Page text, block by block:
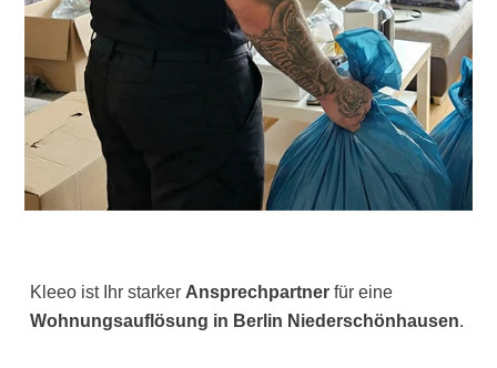
Kleeo ist Ihr starker Ansprechpartner für eine
Wohnungsauflösung in Berlin Niederschönhausen.